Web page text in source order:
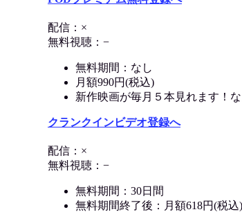
配信：×
無料視聴：−
無料期間：なし
月額990円(税込)
新作映画が毎月５本見れます！
クランクインビデオ登録へ
配信：×
無料視聴：−
無料期間：30日間
無料期間終了後：月額618円(税込)